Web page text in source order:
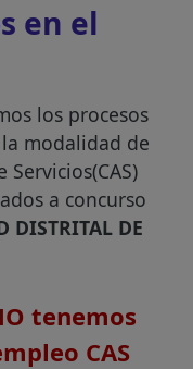
en el
los procesos
modalidad de
a concurso
DISTRITAL DE
tenemos
CAS